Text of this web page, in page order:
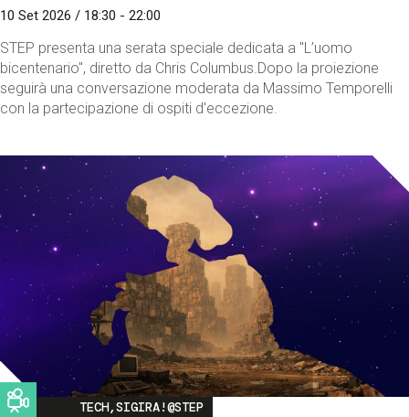
10 Set 2026 / 18:30 - 22:00
STEP presenta una serata speciale dedicata a "L’uomo
bicentenario", diretto da Chris Columbus.Dopo la proiezione
seguirà una conversazione moderata da Massimo Temporelli
con la partecipazione di ospiti d'eccezione.
Image
TECH,SIGIRA!@STEP